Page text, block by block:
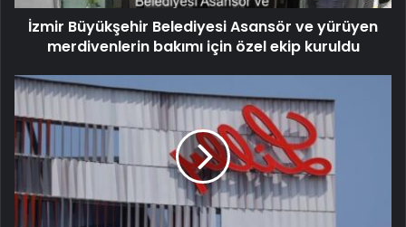
İzmir Büyükşehir Belediyesi Asansör ve yürüyen
merdivenlerin bakımı için özel ekip kuruldu